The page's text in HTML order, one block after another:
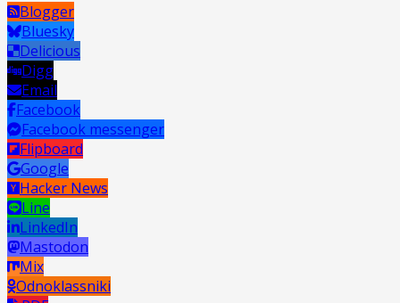
Blogger
Bluesky
Delicious
Digg
Email
Facebook
Facebook messenger
Flipboard
Google
Hacker News
Line
LinkedIn
Mastodon
Mix
Odnoklassniki